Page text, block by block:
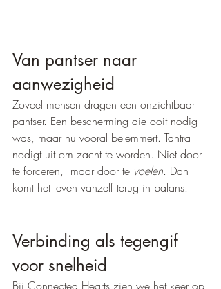
Van pantser naar
aanwezigheid
Zoveel mensen dragen een onzichtbaar
pantser. Een bescherming die ooit nodig
was, maar nu vooral belemmert. Tantra
nodigt uit om zacht te worden. Niet door
te forceren,  maar door te voelen. Dan
komt het leven vanzelf terug in balans.
Verbinding als tegengif
voor snelheid
Bij Connected Hearts zien we het keer op